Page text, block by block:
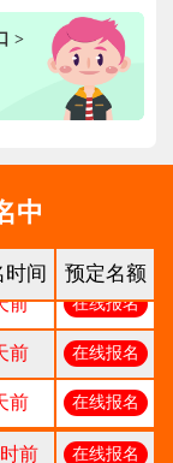
>
中
时间 预定名额
前 在线报名
在线报名
前 在线报名
前 在线报名
前 在线报名
前 在线报名